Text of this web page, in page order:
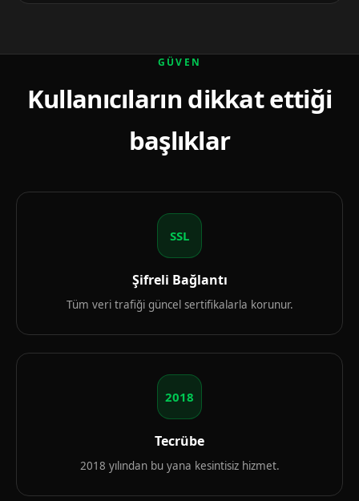
GÜVEN
Kullanıcıların dikkat ettiği
başlıklar
SSL
Şifreli Bağlantı
Tüm veri trafiği güncel sertifikalarla korunur.
2018
Tecrübe
2018 yılından bu yana kesintisiz hizmet.